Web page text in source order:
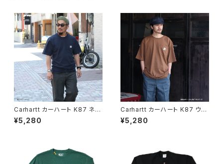
Carhartt カーハート K87 ネイ
ビー ワークウエアポケットTシャ
ツ ポケット付き
¥5,280
Carhartt カーハート K87 ウォ
ルナットヘザー ワークウエアポ
ケットTシャツ ポケット付き
¥5,280